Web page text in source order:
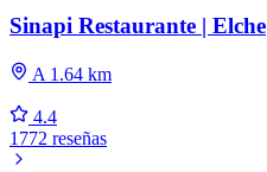
Sinapi Restaurante | Elche
A 1.64 km
4.4
1772 reseñas